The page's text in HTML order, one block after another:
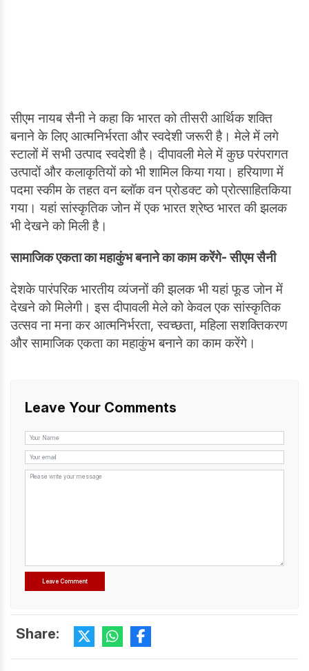
सीएम नायब सैनी ने कहा कि भारत को तीसरी आर्थिक शक्ति
बनाने के लिए आत्मनिर्भरता और स्वदेशी जरूरी है। मेले में लगे
स्टालों में सभी उत्पाद स्वदेशी है। दीपावली मेले में कुछ परंपरागत
उत्पादों और कलाकृतियों को भी शामिल किया गया। हरियाणा में
पदमा स्कीम के तहत वन ब्लॉक वन प्रोडक्ट को प्रोत्साहितकिया
गया। यहां सांस्कृतिक जोन में एक भारत श्रेष्ठ भारत की झलक
भी देखने को मिली है।
सामाजिक एकता का महाकुंभ बनाने का काम करेंगे- सीएम सैनी
देशके पारंपरिक भारतीय व्यंजनों की झलक भी यहां फूड जोन में
देखने को मिलेगी। इस दीपावली मेले को केवल एक सांस्कृतिक
उत्सव ना मना कर आत्मनिर्भरता, स्वच्छता, महिला सशक्तिकरण
और सामाजिक एकता का महाकुंभ बनाने का काम करेंगे।
Leave Your Comments
Share: